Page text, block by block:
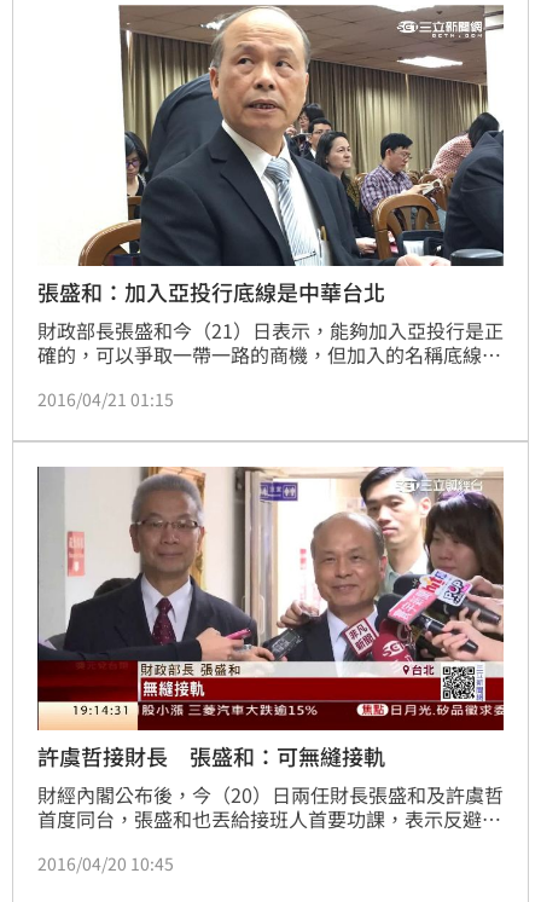
張盛和：加入亞投行底線是中華台北
財政部長張盛和今（21）日表示，能夠加入亞投行是正
確的，可以爭取一帶一路的商機，但加入的名稱底線是
Taipei）。
2016/04/21 01:15
許虞哲接財長 張盛和：可無縫接軌
財經內閣公布後，今（20）日兩任財長張盛和及許虞哲
首度同台，張盛和也丟給接班人首要功課，表示反避稅
醫董事長李世仁，是浩鼎第三大股東，因此利益迴避就
2016/04/20 10:45